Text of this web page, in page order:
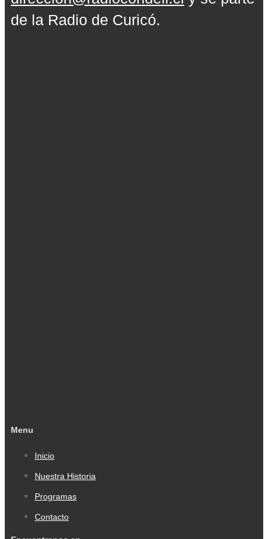
de la Radio de Curicó.
Menu
Inicio
Nuestra Historia
Programas
Contacto